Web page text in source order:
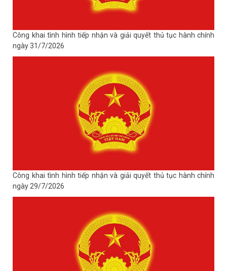
Công khai tình hình tiếp nhận và giải quyết thủ tục hành chính
ngày 31/7/2026
Công khai tình hình tiếp nhận và giải quyết thủ tục hành chính
ngày 29/7/2026